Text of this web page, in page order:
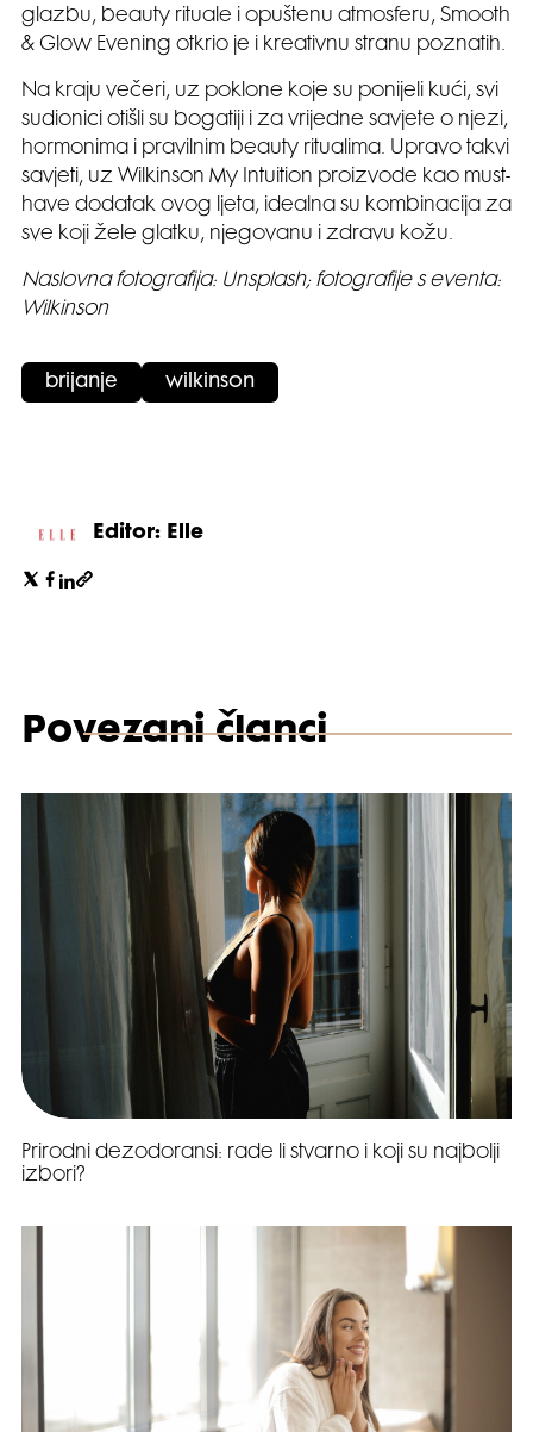
glazbu, beauty rituale i opuštenu atmosferu, Smooth
& Glow Evening otkrio je i kreativnu stranu poznatih.
Na kraju večeri, uz poklone koje su ponijeli kući, svi
sudionici otišli su bogatiji i za vrijedne savjete o njezi,
hormonima i pravilnim beauty ritualima. Upravo takvi
savjeti, uz Wilkinson My Intuition proizvode kao must-
have dodatak ovog ljeta, idealna su kombinacija za
sve koji žele glatku, njegovanu i zdravu kožu.
Naslovna fotografija: Unsplash; fotografije s eventa:
Wilkinson
brijanje wilkinson
Editor: Elle
Povezani članci
Prirodni dezodoransi: rade li stvarno i koji su najbolji
izbori?